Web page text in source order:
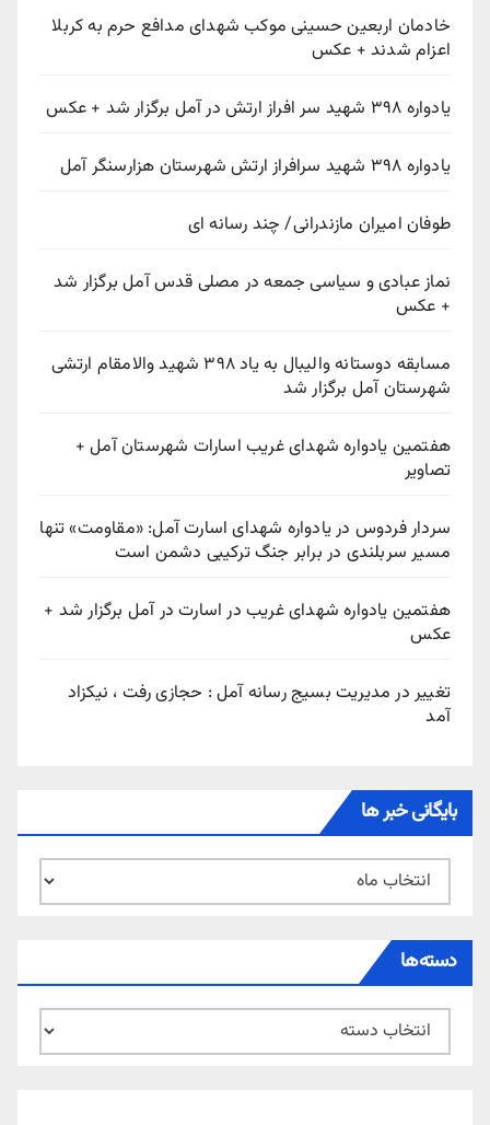
خادمان اربعین حسینی موکب شهدای مدافع حرم به کربلا
اعزام شدند + عکس
یادواره ۳۹۸ شهید سر افراز ارتش در آمل برگزار شد + عکس
یادواره ۳۹۸ شهید سرافراز ارتش شهرستان هزارسنگر آمل
طوفان امیران مازندرانی/ چند رسانه ای
نماز عبادی و سیاسی جمعه در مصلی قدس آمل برگزار شد
+ عکس
مسابقه دوستانه والیبال به یاد ۳۹۸ شهید والامقام ارتشی
شهرستان آمل برگزار شد
هفتمین یادواره شهدای غریب اسارات شهرستان آمل +
تصاویر
سردار فردوس در یادواره شهدای اسارت آمل: «مقاومت» تنها
مسیر سربلندی در برابر جنگ ترکیبی دشمن است
هفتمین یادواره شهدای غریب در اسارت در آمل برگزار شد +
عکس
تغییر در مدیریت بسیج رسانه آمل : حجازی رفت ، نیکزاد
آمد
بایگانی خبر ها
بایگانی
خبر
ها
دسته‌ها
دسته‌ها